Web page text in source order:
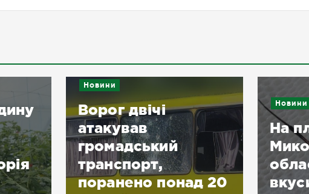
двічі
понад 20
Новини Твоя безпека
На пляжі у
Миколаївській
області жінку
вкусив каракурт: